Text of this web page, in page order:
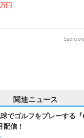
円
関連ニュース
でゴルフをプレーする
信！